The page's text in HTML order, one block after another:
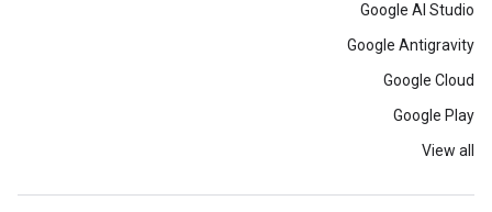
Google AI Studio
Google Antigravity
Google Cloud
Google Play
View all